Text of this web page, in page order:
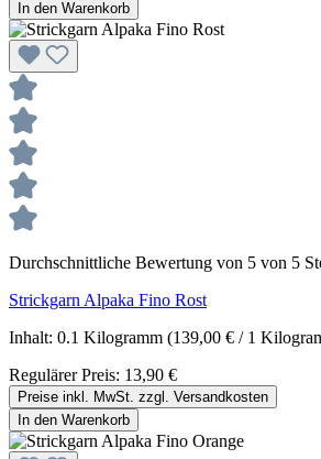
In den Warenkorb
Durchschnittliche Bewertung von 5 von 5
Strickgarn Alpaka Fino Rost
Inhalt: 0.1 Kilogramm (139,00 € / 1
Regulärer Preis: 13,90 €
Preise inkl. MwSt. zzgl. Versandkosten
In den Warenkorb